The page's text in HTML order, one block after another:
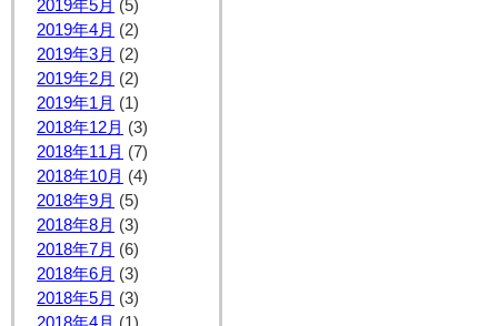
2019年5月 (5)
2019年4月 (2)
2019年3月 (2)
2019年2月 (2)
2019年1月 (1)
2018年12月 (3)
2018年11月 (7)
2018年10月 (4)
2018年9月 (5)
2018年8月 (3)
2018年7月 (6)
2018年6月 (3)
2018年5月 (3)